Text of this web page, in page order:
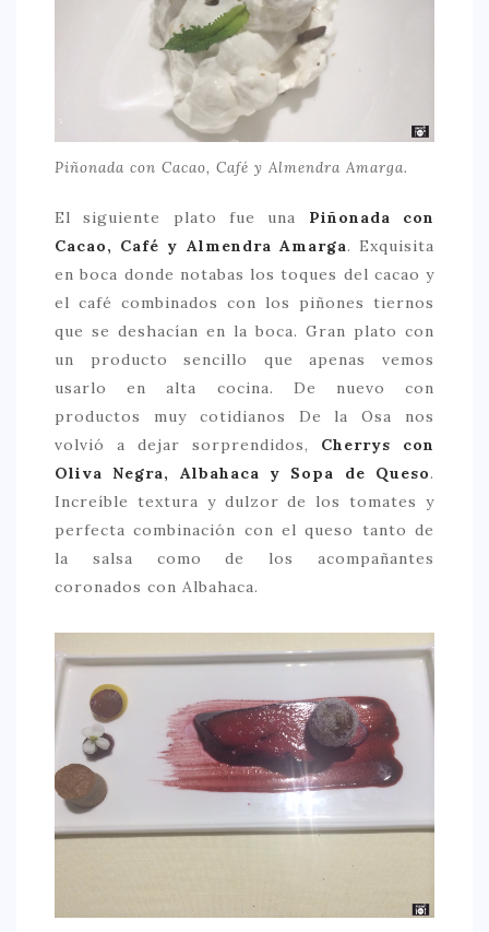
Piñonada con Cacao, Café y Almendra Amarga.
El siguiente plato fue una Piñonada con
Cacao, Café y Almendra Amarga. Exquisita
en boca donde notabas los toques del cacao y
el café combinados con los piñones tiernos
que se deshacían en la boca. Gran plato con
un producto sencillo que apenas vemos
usarlo en alta cocina. De nuevo con
productos muy cotidianos De la Osa nos
volvió a dejar sorprendidos, Cherrys con
Oliva Negra, Albahaca y Sopa de Queso.
Increíble textura y dulzor de los tomates y
perfecta combinación con el queso tanto de
la salsa como de los acompañantes
coronados con Albahaca.